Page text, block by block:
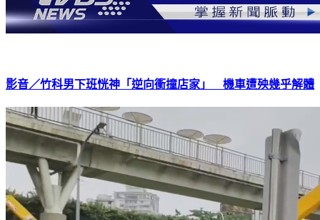
影音／竹科男下班恍神「逆向衝撞店家」 機車遭殃幾乎解體